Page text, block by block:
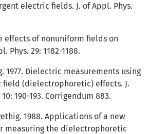
electric fields. J. of Appl. Phys.
effects of nonuniform fields on
Phys. 29: 1182-1188.
1977. Dielectric measurements using
(dielectrophoretic) effects. J.
190-193. Corrigendum 883.
1988. Applications of a new
measuring the dielectrophoretic